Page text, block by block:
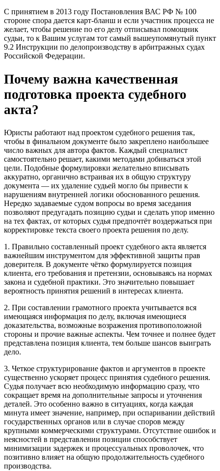
С принятием в 2013 году Постановления ВАС РФ № 100
стороне спора дается карт-бланш и если участник процесса не
желает, чтобы решение по его делу отписывал помощник
судьи, то к Вашим услугам тот самый вышеупомянутый пункт
9.2 Инструкции по делопроизводству в арбитражных судах
Российской Федерации.
Почему важна качественная
подготовка проекта судебного
акта?
Юристы работают над проектом судебного решения так,
чтобы в финальном документе было закреплено наибольшее
число важных для автора фактов. Каждый специалист
самостоятельно решает, какими методами добиваться этой
цели. Подобные формулировки желательно вписывать
аккуратно, органично встраивая их в общую структуру
документа — их удаление судьей могло бы привести к
нарушениям внутренней логики обоснованного решения.
Нередко задаваемые судом вопросы во время заседания
позволяют предугадать позицию судьи и сделать упор именно
на тех фактах, от которых судья предпочтёт воздержаться при
корректировке текста своего проекта решения по делу.
1. Правильно составленный проект судебного акта является
важнейшим инструментом для эффективной защиты прав
доверителя. В документе чётко формулируется позиция
клиента, его требования и претензии, основываясь на нормах
закона и судебной практики. Это значительно повышает
вероятность принятия решений в интересах клиента.
2. При составлении грамотного проекта учитывается вся
имеющаяся информация по делу, включая имеющиеся
доказательства, возможные возражения противоположной
стороны и прочие важные аспекты. Чем точнее и полнее будет
представлена позиция клиента, тем больше шансов выиграть
дело.
3. Четкое структурирование фактов и аргументов в проекте
существенно ускоряет процесс принятия судебного решения.
Судья получает всю необходимую информацию сразу, что
сокращает время на дополнительные запросы и уточнения
деталей. Это особенно важно в ситуациях, когда каждая
минута имеет значение, например, при оспаривании действий
государственных органов или в случае споров между
крупными коммерческими структурами. Отсутствие ошибок и
неясностей в представлении позиции способствует
минимизации задержек и процессуальных проволочек, что
позитивно влияет на общую продолжительность судебного
производства.